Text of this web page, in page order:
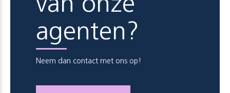
van onze
agenten?
Neem dan contact met ons op!